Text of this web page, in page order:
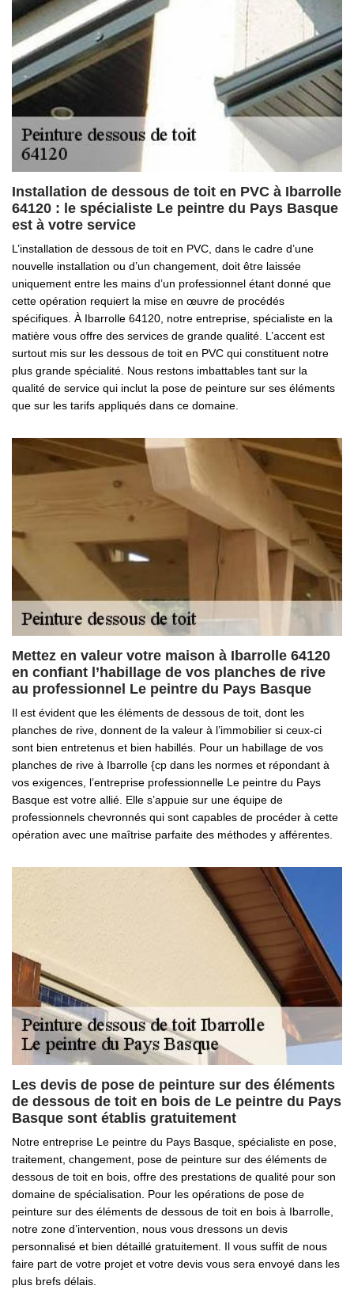
Installation de dessous de toit en PVC à Ibarrolle
64120 : le spécialiste Le peintre du Pays Basque
est à votre service
L’installation de dessous de toit en PVC, dans le cadre d’une
nouvelle installation ou d’un changement, doit être laissée
uniquement entre les mains d’un professionnel étant donné que
cette opération requiert la mise en œuvre de procédés
spécifiques. À Ibarrolle 64120, notre entreprise, spécialiste en la
matière vous offre des services de grande qualité. L’accent est
surtout mis sur les dessous de toit en PVC qui constituent notre
plus grande spécialité. Nous restons imbattables tant sur la
qualité de service qui inclut la pose de peinture sur ses éléments
que sur les tarifs appliqués dans ce domaine.
Mettez en valeur votre maison à Ibarrolle 64120
en confiant l’habillage de vos planches de rive
au professionnel Le peintre du Pays Basque
Il est évident que les éléments de dessous de toit, dont les
planches de rive, donnent de la valeur à l’immobilier si ceux-ci
sont bien entretenus et bien habillés. Pour un habillage de vos
planches de rive à Ibarrolle {cp dans les normes et répondant à
vos exigences, l’entreprise professionnelle Le peintre du Pays
Basque est votre allié. Elle s’appuie sur une équipe de
professionnels chevronnés qui sont capables de procéder à cette
opération avec une maîtrise parfaite des méthodes y afférentes.
Les devis de pose de peinture sur des éléments
de dessous de toit en bois de Le peintre du Pays
Basque sont établis gratuitement
Notre entreprise Le peintre du Pays Basque, spécialiste en pose,
traitement, changement, pose de peinture sur des éléments de
dessous de toit en bois, offre des prestations de qualité pour son
domaine de spécialisation. Pour les opérations de pose de
peinture sur des éléments de dessous de toit en bois à Ibarrolle,
notre zone d’intervention, nous vous dressons un devis
personnalisé et bien détaillé gratuitement. Il vous suffit de nous
faire part de votre projet et votre devis vous sera envoyé dans les
plus brefs délais.